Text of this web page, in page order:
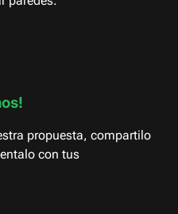
propuesta, compartilo
con tus